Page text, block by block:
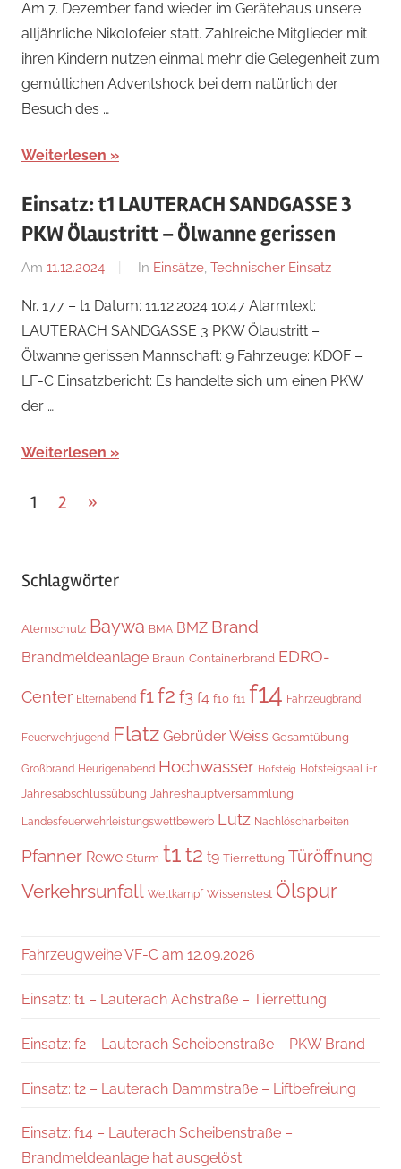
Perl
Am 7. Dezember fand wieder im Gerätehaus unsere
alljährliche Nikolofeier statt. Zahlreiche Mitglieder mit
ihren Kindern nutzen einmal mehr die Gelegenheit zum
gemütlichen Adventshock bei dem natürlich der
Besuch des …
Weiterlesen
Einsatz: t1 LAUTERACH SANDGASSE 3
PKW Ölaustritt – Ölwanne gerissen
Am 11.12.2024
Von
Perl
In Einsätze, Technischer Einsatz
Nr. 177 – t1 Datum: 11.12.2024 10:47 Alarmtext:
LAUTERACH SANDGASSE 3 PKW Ölaustritt –
Ölwanne gerissen Mannschaft: 9 Fahrzeuge: KDOF –
LF-C Einsatzbericht: Es handelte sich um einen PKW
der …
Weiterlesen
Seitennummerierung
Beiträge
1 2
Nächste
»
Schlagwörter
Atemschutz Baywa BMA BMZ Brand
Brandmeldeanlage Braun Containerbrand EDRO-
Center Elternabend f1f2 f3 f4 f10 f11 f14 Fahrzeugbrand
Feuerwehrjugend Flatz Gebrüder Weiss Gesamtübung
Großbrand Heurigenabend Hochwasser Hofsteig Hofsteigsaal i+r
Jahresabschlussübung Jahreshauptversammlung
Landesfeuerwehrleistungswettbewerb Lutz Nachlöscharbeiten
Pfanner Rewe Sturm t1t2 t9 Tierrettung Türöffnung
Verkehrsunfall Wettkampf Wissenstest Ölspur
Fahrzeugweihe VF-C am 12.09.2026
Einsatz: t1 – Lauterach Achstraße – Tierrettung
Einsatz: f2 – Lauterach Scheibenstraße – PKW Brand
Einsatz: t2 – Lauterach Dammstraße – Liftbefreiung
Einsatz: f14 – Lauterach Scheibenstraße –
Brandmeldeanlage hat ausgelöst